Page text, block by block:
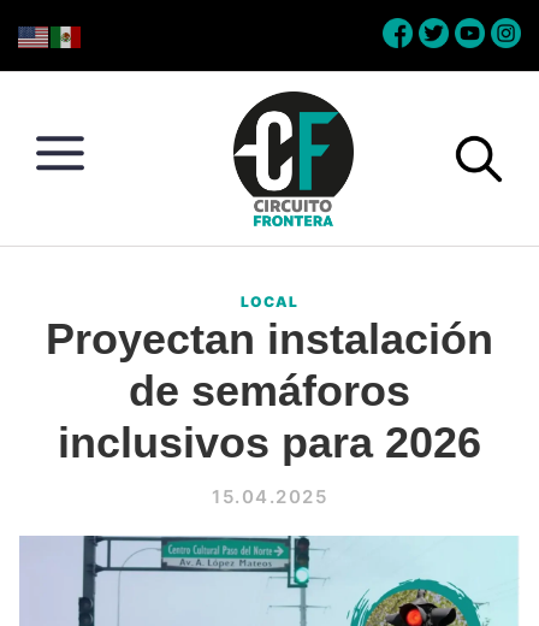
to
to
to
to
Conéctate
la
frontera
LOCAL
Proyectan instalación
de semáforos
inclusivos para 2026
15.04.2025